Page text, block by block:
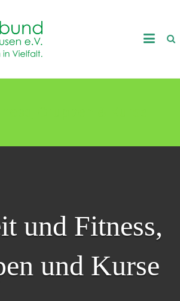
und Fitness,
und Kurse